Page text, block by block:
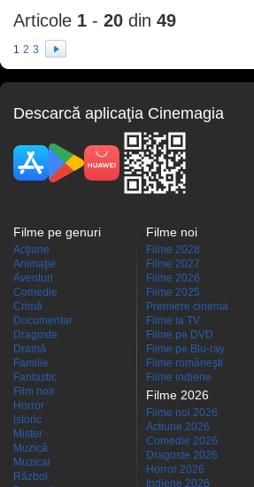
Articole 1 - 20 din 49
1 2 3
Descarcă aplicaţia Cinemagia
Filme pe genuri
Acţiune
Animaţie
Aventuri
Comedie
Crimă
Documentar
Dragoste
Dramă
Familie
Fantastic
Film noir
Horror
Istoric
Mister
Muzică
Muzical
Război
Filme noi
Filme 2028
Filme 2027
Filme 2026
Filme 2025
Premiere cinema
Filme la TV
Filme pe DVD
Filme pe Blu-ray
Filme româneşti
Filme indiene
Filme 2026
Filme noi 2026
Actiune 2026
Comedie 2026
Dragoste 2026
Horror 2026
Indiene 2026